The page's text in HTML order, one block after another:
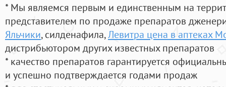
* Мы являемся первым и единственным на
представителем по продаже препаратов
Яльчики, силденафила,Левитра цена в аптеках
дистрибьютором других известных препаратов
* качество препаратов гарантируется
и успешно подтверждается годами продаж